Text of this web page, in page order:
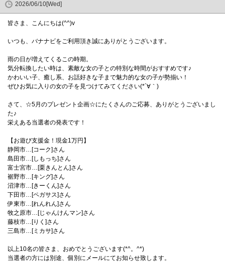
2026/06/10[Wed]
皆さま、こんにちは(^^)v
いつも、バナナビをご利用頂き誠にありがとうございます。
雨の日が増えてくるこの時期。
気分転換したい時は、素敵な女の子との特別な時間がおすすめです♪
かわいい子、癒し系、お話好きな子まで魅力的な女の子が勢揃い！
ぜひお気に入りの女の子を見つけてみてください(*´∀｀)
さて、☆5月のプレゼント企画☆にたくさんのご応募、ありがとうございまし
た♪
栄えある当選者の発表です！
【お遊び支援金！現金1万円】
静岡市…[コーク]さん
島田市…[しもっち]さん
富士宮市…[栗きんとん]さん
裾野市…[キング]さん
沼津市…[きーくん]さん
下田市…[ペガサス]さん
伊東市…[れんれん]さん
牧之原市…[じゃんけんマン]さん
藤枝市…[りく]さん
三島市…[ミカサ]さん
以上10名の皆さま、おめでとうございます(*^。^*)
当選者の方には別途、個別にメールにてお知らせ致します。